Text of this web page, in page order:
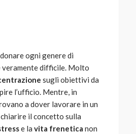
ogni genere di
veramente difficile. Molto
sugli obiettivi da
l’ufficio. Mentre, in
a dover lavorare in un
il concetto sulla
e la vita frenetica non
SPORT
alle Final 8 di Coppa
tennis mondiale e
per
la stessa causa